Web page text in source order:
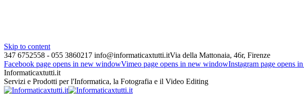
Skip to content
347 6752558 - 055 3860217 info@informaticaxtutti.itVia della Mattonaia, 46r, Firenze
Facebook page opens in new windowVimeo page opens in new windowInstagram page opens
Informaticaxtutti.it
Servizi e Prodotti per l'Informatica, la Fotografia e il Video Editing